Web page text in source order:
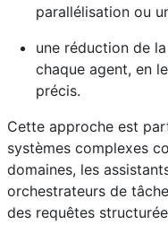
parallélisation ou
une réduction de
chaque agent, en
précis.
Cette approche est
systèmes complexes
domaines, les
orchestrateurs de
des requêtes